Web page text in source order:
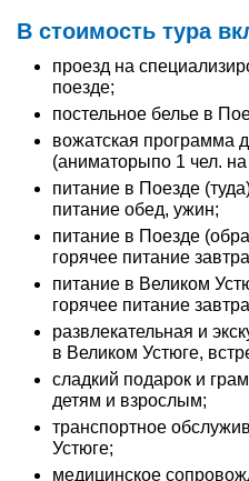
В стоимость тура
проезд на
поезде;
постельное белье в
вожатская программа
(аниматорыпо 1 чел. на
питание в Поезде
питание обед, ужин;
питание в Поезде
горячее питание
питание в Великом
горячее питание
развлекательная и
в Великом Устюге,
сладкий подарок и
детям и взрослым;
транспортное
Устюге;
медицинское